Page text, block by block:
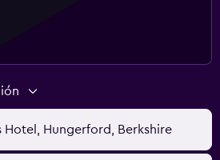
Hotel, Hungerford, Berkshire